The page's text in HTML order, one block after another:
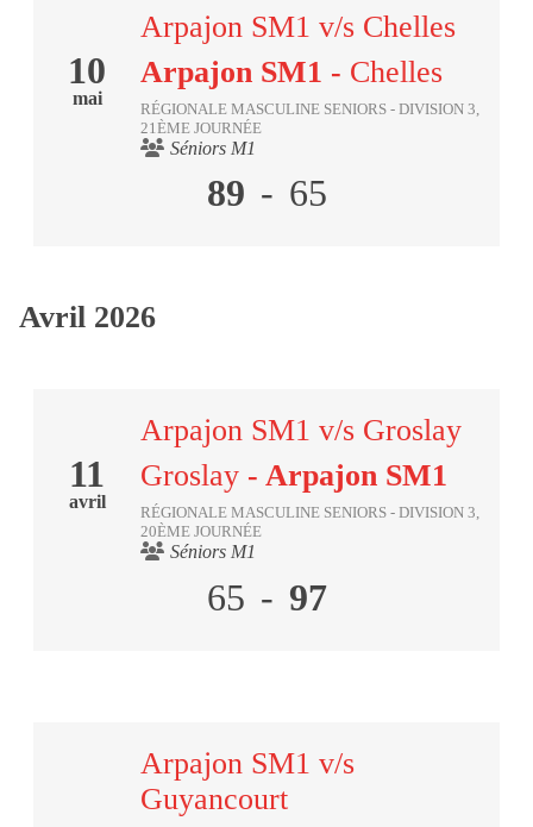
10
mai
Arpajon SM1 v/s Chelles
Arpajon SM1 - Chelles
RÉGIONALE MASCULINE SENIORS - DIVISION 3,
21ÈME JOURNÉE
Séniors M1
89 - 65
Avril 2026
11
avril
Arpajon SM1 v/s Groslay
Groslay - Arpajon SM1
RÉGIONALE MASCULINE SENIORS - DIVISION 3,
20ÈME JOURNÉE
Séniors M1
65 - 97
Arpajon SM1 v/s
Guyancourt